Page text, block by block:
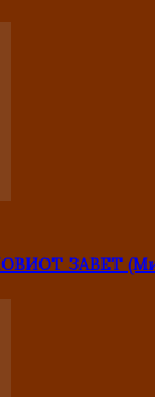
ЗАВЕТ